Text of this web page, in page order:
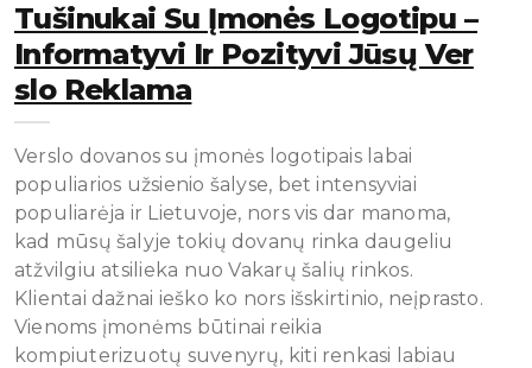
Tušinukai Su Įmonės Logotipu –
Informatyvi Ir Pozityvi Jūsų Ver
Slo Reklama
Verslo dovanos su įmonės logotipais labai
populiarios užsienio šalyse, bet intensyviai
populiarėja ir Lietuvoje, nors vis dar manoma,
kad mūsų šalyje tokių dovanų rinka daugeliu
atžvilgiu atsilieka nuo Vakarų šalių rinkos.
Klientai dažnai ieško ko nors išskirtinio, neįprasto.
Vienoms įmonėms būtinai reikia
kompiuterizuotų suvenyrų, kiti renkasi labiau